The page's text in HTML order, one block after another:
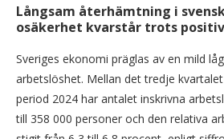
Långsam återhämtning i
osäkerhet kvarstår trots
Sveriges ekonomi präglas av en mild
arbetslöshet. Mellan det tredje
period 2024 har antalet inskrivna
till 358 000 personer och den relativa